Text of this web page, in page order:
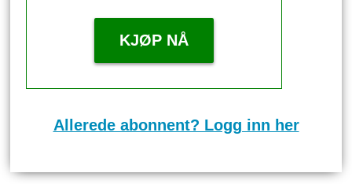
KJØP NÅ
Allerede abonnent? Logg inn her